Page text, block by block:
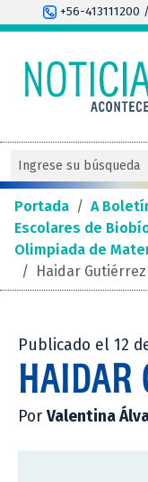
+56-413111200
Portada / A
Escolares de
Olimpiada de
/ Haidar Gutiérrez
Publicado el 12
HAIDAR
PorValentina